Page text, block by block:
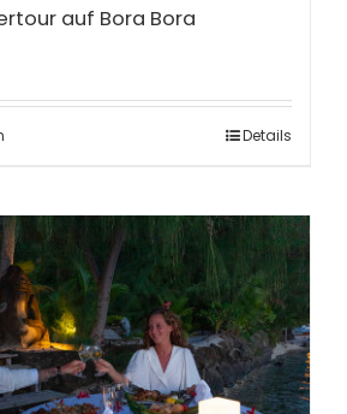
auf Bora Bora
Details